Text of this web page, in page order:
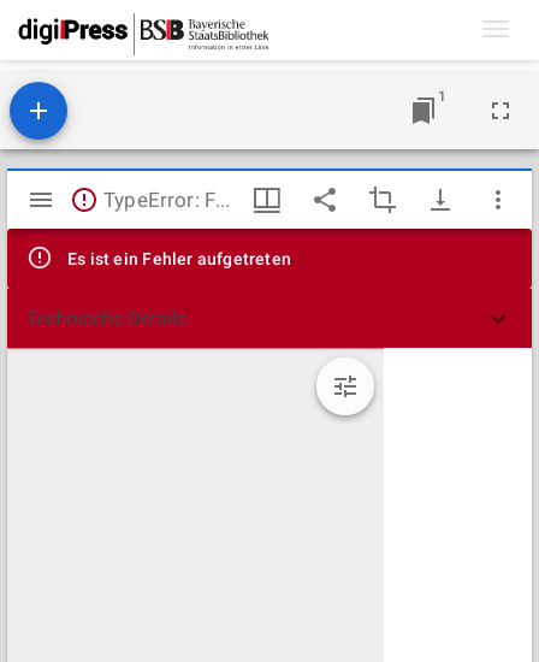
1
Mirador
Viewer
TypeError: Failed to fetch
Es ist ein Fehler aufgetreten
Technische Details